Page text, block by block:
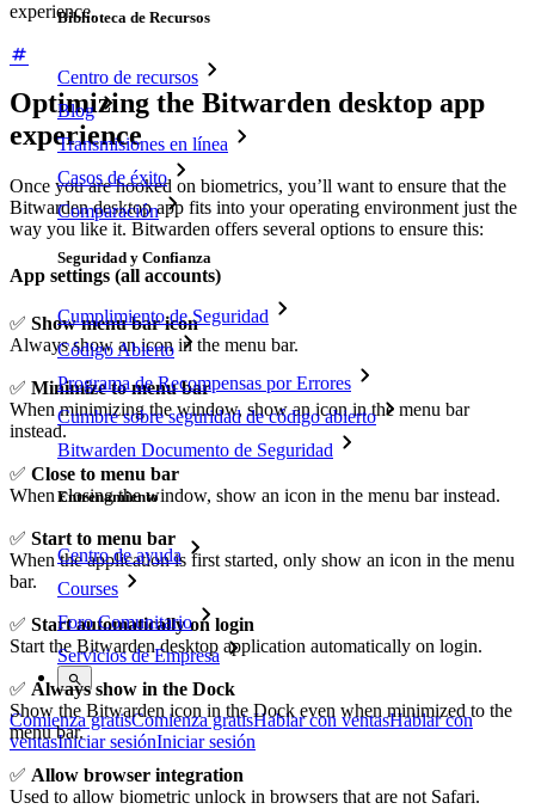
Biblioteca de Recursos
Centro de recursos
Blog
Transmisiones en línea
Casos de éxito
Comparación
Seguridad y Confianza
Cumplimiento de Seguridad
Código Abierto
Programa de Recompensas por Errores
Cumbre sobre seguridad de código abierto
Bitwarden Documento de Seguridad
Entrenamiento
Centro de ayuda
Courses
Foro Comunitario
Servicios de Empresa
Comienza gratisComienza gratisHablar con ventasHablar con
ventasIniciar sesiónIniciar sesión
experience.
Optimizing the Bitwarden desktop app
experience
Once you are hooked on biometrics, you’ll want to ensure that the
Bitwarden desktop app fits into your operating environment just the
way you like it. Bitwarden offers several options to ensure this:
App settings (all accounts)
✅ Show menu bar icon
Always show an icon in the menu bar.
✅ Minimize to menu bar
When minimizing the window, show an icon in the menu bar
instead.
✅ Close to menu bar
When closing the window, show an icon in the menu bar instead.
✅ Start to menu bar
When the application is first started, only show an icon in the menu
bar.
✅ Start automatically on login
Start the Bitwarden desktop application automatically on login.
✅ Always show in the Dock
Show the Bitwarden icon in the Dock even when minimized to the
menu bar.
✅ Allow browser integration
Used to allow biometric unlock in browsers that are not Safari.